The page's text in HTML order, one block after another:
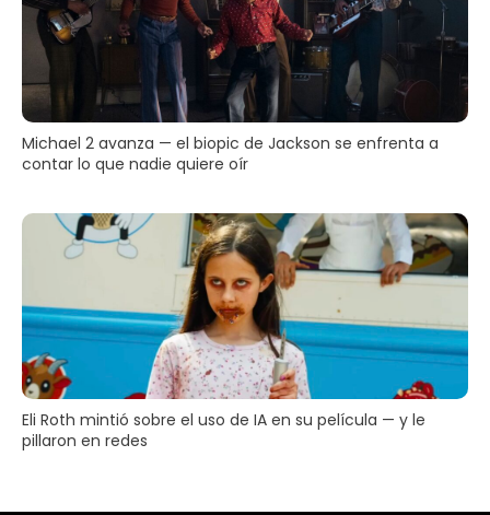
Michael 2 avanza — el biopic de Jackson se enfrenta a
contar lo que nadie quiere oír
Eli Roth mintió sobre el uso de IA en su película — y le
pillaron en redes